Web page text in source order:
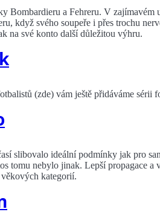
Bombardieru a Fehreru. V zajímavém
když svého soupeře i přes trochu
na své konto další důležitou výhru.
(zde) vám ještě přidáváme sérii
slibovalo ideální podmínky jak pro
tomu nebylo jinak. Lepší propagace a
kategorií.